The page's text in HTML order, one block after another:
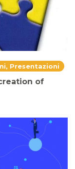
Presentazioni
of